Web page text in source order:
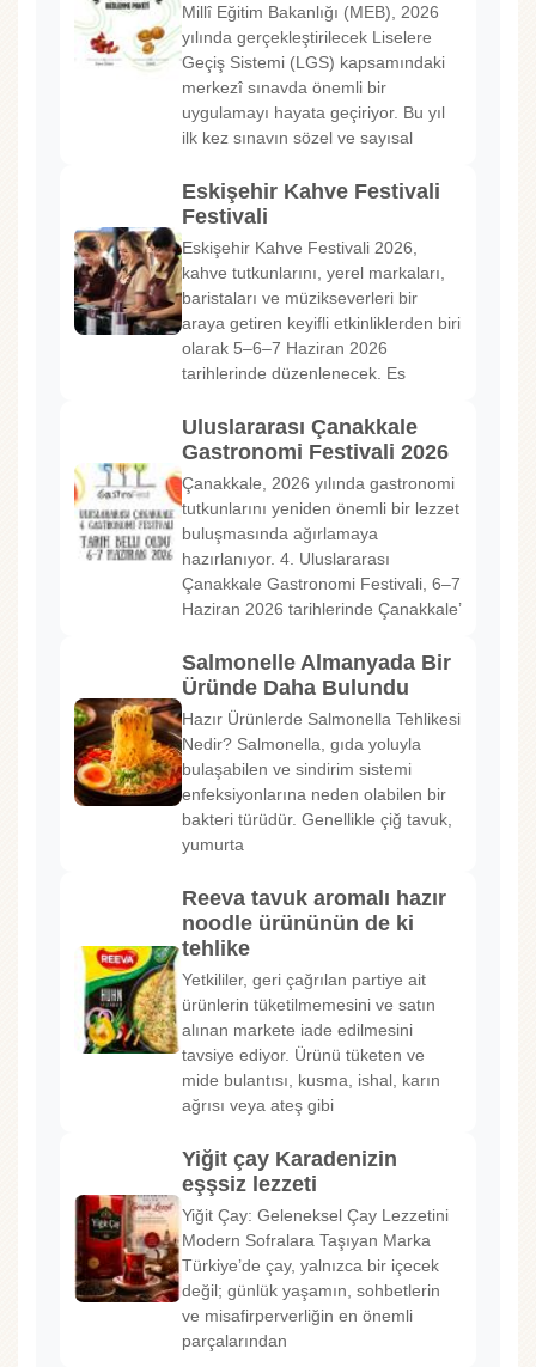
Millî Eğitim Bakanlığı (MEB), 2026
yılında gerçekleştirilecek Liselere
Geçiş Sistemi (LGS) kapsamındaki
merkezî sınavda önemli bir
uygulamayı hayata geçiriyor. Bu yıl
ilk kez sınavın sözel ve sayısal
Eskişehir Kahve Festivali
Festivali
Eskişehir Kahve Festivali 2026,
kahve tutkunlarını, yerel markaları,
baristaları ve müzikseverleri bir
araya getiren keyifli etkinliklerden biri
olarak 5–6–7 Haziran 2026
tarihlerinde düzenlenecek. Es
Uluslararası Çanakkale
Gastronomi Festivali 2026
Çanakkale, 2026 yılında gastronomi
tutkunlarını yeniden önemli bir lezzet
buluşmasında ağırlamaya
hazırlanıyor. 4. Uluslararası
Çanakkale Gastronomi Festivali, 6–7
Haziran 2026 tarihlerinde Çanakkale’
Salmonelle Almanyada Bir
Üründe Daha Bulundu
Hazır Ürünlerde Salmonella Tehlikesi
Nedir? Salmonella, gıda yoluyla
bulaşabilen ve sindirim sistemi
enfeksiyonlarına neden olabilen bir
bakteri türüdür. Genellikle çiğ tavuk,
yumurta
Reeva tavuk aromalı hazır
noodle ürününün de ki
tehlike
Yetkililer, geri çağrılan partiye ait
ürünlerin tüketilmemesini ve satın
alınan markete iade edilmesini
tavsiye ediyor. Ürünü tüketen ve
mide bulantısı, kusma, ishal, karın
ağrısı veya ateş gibi
Yiğit çay Karadenizin
eşşsiz lezzeti
Yiğit Çay: Geleneksel Çay Lezzetini
Modern Sofralara Taşıyan Marka
Türkiye’de çay, yalnızca bir içecek
değil; günlük yaşamın, sohbetlerin
ve misafirperverliğin en önemli
parçalarından